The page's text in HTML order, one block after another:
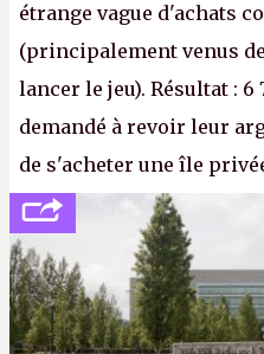
étrange vague d'achats
(principalement venus
lancer le jeu). Résultat :
demandé à revoir leur
de s'acheter une île
peine 2 000 dollars en
cher payé que le temps
apprendra aux petits
Gabe Newell aussi